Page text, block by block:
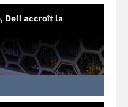
Dell accroît la